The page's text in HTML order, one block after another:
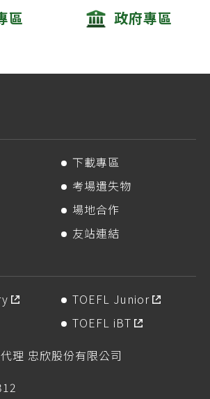
區 政府專區
下載專區
考場遺失物
場地合作
友站連結
TOEFL Junior
TOEFL iBT
理 忠欣股份有限公司